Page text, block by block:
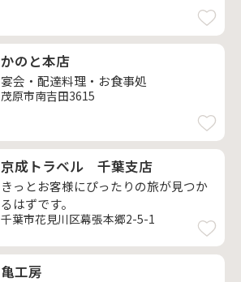
かのと本店
宴会・配達料理・お食事処
茂原市南吉田3615
京成トラベル 千葉支店
きっとお客様にぴったりの旅が見つか
るはずです。
千葉市花見川区幕張本郷2-5-1
亀工房